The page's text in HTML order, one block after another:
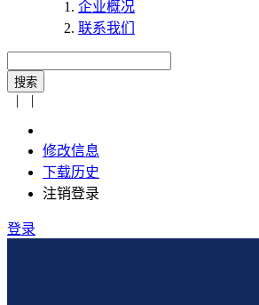
企业概况
联系我们
搜索
| |
修改信息
下载历史
注销登录
登录